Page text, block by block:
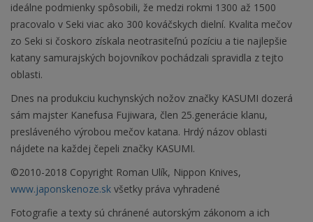
ideálne podmienky spôsobili, že medzi rokmi 1300 až 1500
pracovalo v Seki viac ako 300 kováčskych dielní. Kvalita mečov
zo Seki si čoskoro získala neotrasiteľnú pozíciu a tie najlepšie
katany samurajských bojovníkov pochádzali spravidla z tejto
oblasti.
Dnes na produkciu kuchynských nožov značky KASUMI dozerá
sám majster Kanefusa Fujiwara, člen 25.generácie klanu,
presláveného výrobou mečov katana. Hrdý názov oblasti
nájdete na každej čepeli značky KASUMI.
©2010-2018 Copyright Roman Ulík, Nippon Knives,
www.japonskenoze.sk všetky práva vyhradené
Fotografie a texty sú chránené autorským zákonom a ich